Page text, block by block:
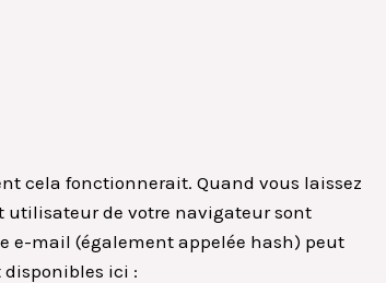
cela fonctionnerait. Quand vous laissez
utilisateur de votre navigateur sont
e-mail (également appelée hash) peut
disponibles ici :